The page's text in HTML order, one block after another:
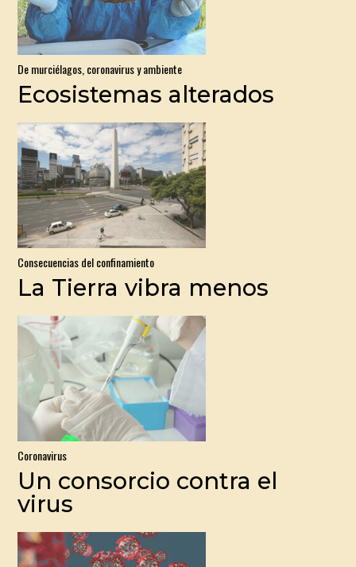
De murciélagos, coronavirus y ambiente
Ecosistemas alterados
Consecuencias del confinamiento
La Tierra vibra menos
Coronavirus
Un consorcio contra el
virus